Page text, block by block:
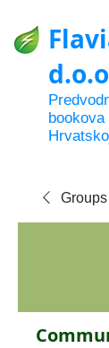
bookova
Groups